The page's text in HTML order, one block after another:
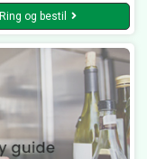
Ring og bestil